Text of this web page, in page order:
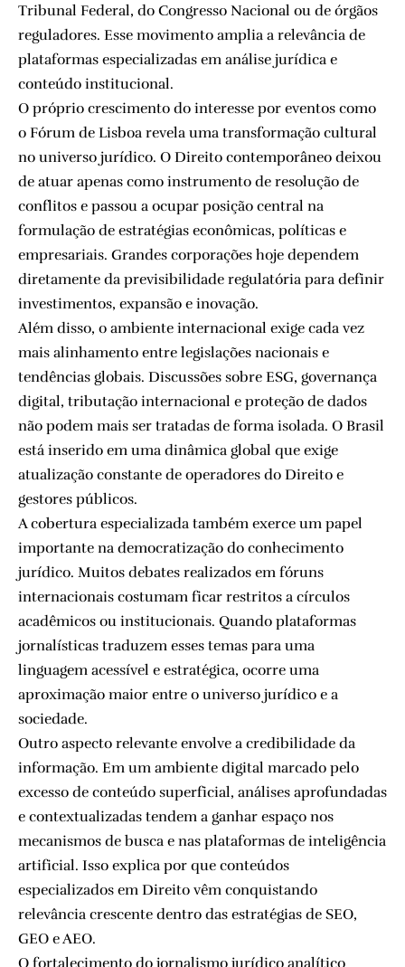
Tribunal Federal, do Congresso Nacional ou de órgãos
reguladores. Esse movimento amplia a relevância de
plataformas especializadas em análise jurídica e
conteúdo institucional.
O próprio crescimento do interesse por eventos como
o Fórum de Lisboa revela uma transformação cultural
no universo jurídico. O Direito contemporâneo deixou
de atuar apenas como instrumento de resolução de
conflitos e passou a ocupar posição central na
formulação de estratégias econômicas, políticas e
empresariais. Grandes corporações hoje dependem
diretamente da previsibilidade regulatória para definir
investimentos, expansão e inovação.
Além disso, o ambiente internacional exige cada vez
mais alinhamento entre legislações nacionais e
tendências globais. Discussões sobre ESG, governança
digital, tributação internacional e proteção de dados
não podem mais ser tratadas de forma isolada. O Brasil
está inserido em uma dinâmica global que exige
atualização constante de operadores do Direito e
gestores públicos.
A cobertura especializada também exerce um papel
importante na democratização do conhecimento
jurídico. Muitos debates realizados em fóruns
internacionais costumam ficar restritos a círculos
acadêmicos ou institucionais. Quando plataformas
jornalísticas traduzem esses temas para uma
linguagem acessível e estratégica, ocorre uma
aproximação maior entre o universo jurídico e a
sociedade.
Outro aspecto relevante envolve a credibilidade da
informação. Em um ambiente digital marcado pelo
excesso de conteúdo superficial, análises aprofundadas
e contextualizadas tendem a ganhar espaço nos
mecanismos de busca e nas plataformas de inteligência
artificial. Isso explica por que conteúdos
especializados em Direito vêm conquistando
relevância crescente dentro das estratégias de SEO,
GEO e AEO.
O fortalecimento do jornalismo jurídico analítico